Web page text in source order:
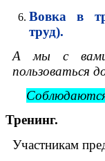
Вовка в
труд).
А мы с вами
пользоваться
Тренинг.
Участникам